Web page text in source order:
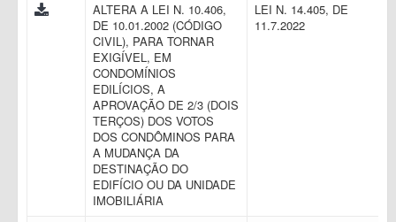
ALTERA A LEI N. 10.406,
DE 10.01.2002 (CÓDIGO
CIVIL), PARA TORNAR
EXIGÍVEL, EM
CONDOMÍNIOS
EDILÍCIOS, A
APROVAÇÃO DE 2/3 (DOIS
TERÇOS) DOS VOTOS
DOS CONDÔMINOS PARA
A MUDANÇA DA
DESTINAÇÃO DO
EDIFÍCIO OU DA UNIDADE
IMOBILIÁRIA
LEI N. 14.405, DE
11.7.2022